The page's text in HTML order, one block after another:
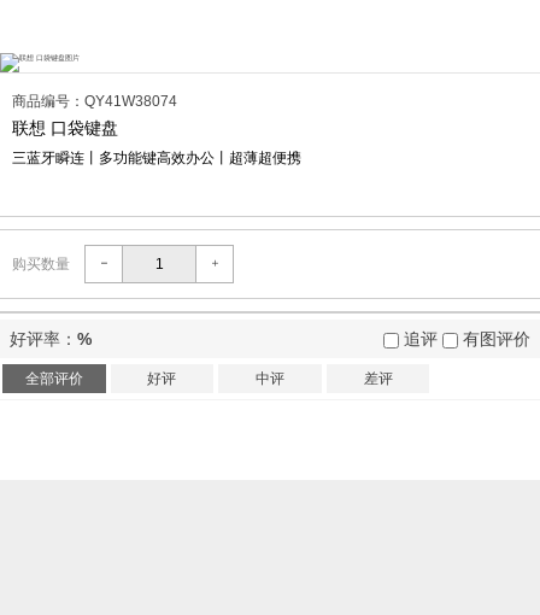
商品编号：QY41W38074
联想 口袋键盘
三蓝牙瞬连丨多功能键高效办公丨超薄超便携
购买数量
好评率： % 追评 有图评价
全部评价 好评 中评 差评